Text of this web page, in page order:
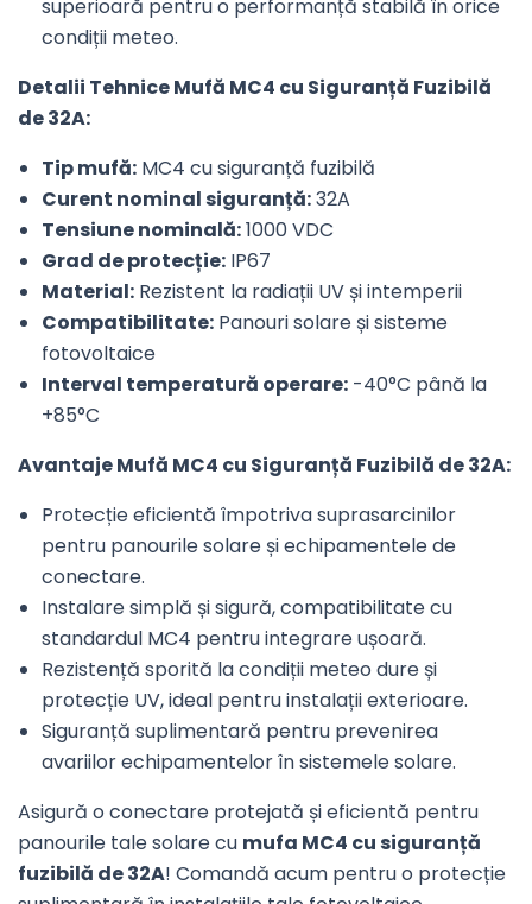
superioară pentru o performanță stabilă în orice
condiții meteo.
Detalii Tehnice Mufă MC4 cu Siguranță Fuzibilă
de 32A:
Tip mufă: MC4 cu siguranță fuzibilă
Curent nominal siguranță:32A
Tensiune nominală:1000 VDC
Grad de protecție: IP67
Material: Rezistent la radiații UV și intemperii
Compatibilitate: Panouri solare și sisteme
fotovoltaice
Interval temperatură operare: -40°C până la
+85°C
Avantaje Mufă MC4 cu Siguranță Fuzibilă de 32A:
Protecție eficientă împotriva suprasarcinilor
pentru panourile solare și echipamentele de
conectare.
Instalare simplă și sigură, compatibilitate cu
standardul MC4 pentru integrare ușoară.
Rezistență sporită la condiții meteo dure și
protecție UV, ideal pentru instalații exterioare.
Siguranță suplimentară pentru prevenirea
avariilor echipamentelor în sistemele solare.
Asigură o conectare protejată și eficientă pentru
panourile tale solare cu mufa MC4 cu siguranță
fuzibilă de 32A! Comandă acum pentru o protecție